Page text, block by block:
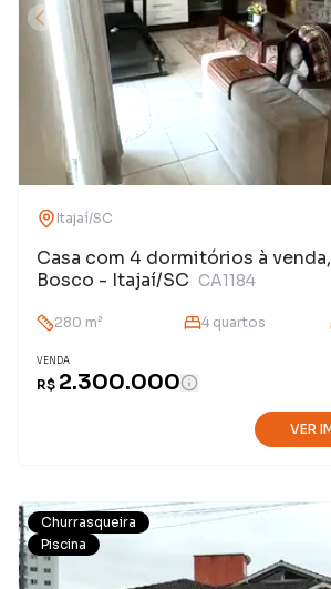
Itajaí/SC
Casa com 4 dormitórios à
Bosco - Itajaí/SC CA1184
280 m² 4quartos
VENDA
R$ 2.300.000
VER
Churrasqueira
Piscina